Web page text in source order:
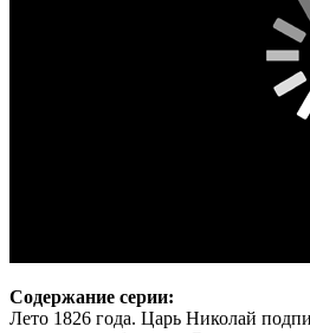
Содержание серии:
Лето 1826 года. Царь Николай